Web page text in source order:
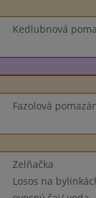
Kedlubnová
Fazolová
Zelňačka
Losos na